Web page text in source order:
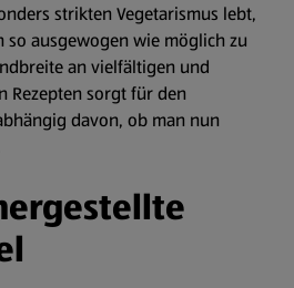
strikten Vegetarismus lebt,
so ausgewogen wie möglich zu
an vielfältigen und
Rezepten sorgt für den
davon, ob man nun